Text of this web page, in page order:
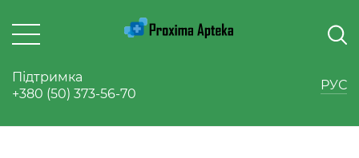
РУС
Підтримка
+380 (50) 373-56-70